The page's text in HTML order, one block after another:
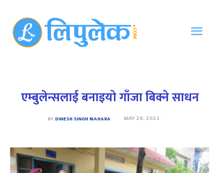
एम्बुलेन्सलाई बनाइयो गाँजा बिक्ने साधन
BY DINESH SINGH MAHARA MAY 26, 2021